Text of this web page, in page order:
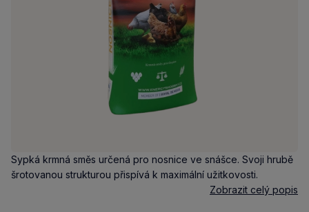
Sypká krmná směs určená pro nosnice ve snášce. Svoji hrubě
šrotovanou strukturou přispívá k maximální užitkovosti.
Zobrazit celý popis